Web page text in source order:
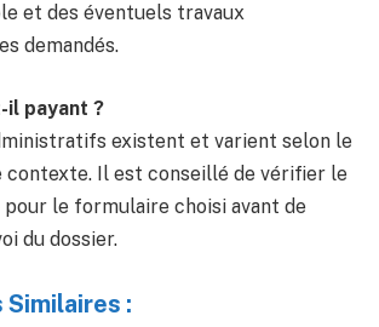
et des éventuels travaux
demandés.
il payant ?
existent et varient selon le
Il est conseillé de vérifier le
le formulaire choisi avant de
du dossier.
: